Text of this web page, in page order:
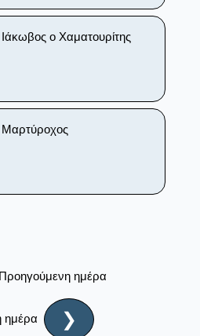
Ιάκωβος o Χαματουρίτης
Μαρτύροχος
ημέρα
ημέρα ❯